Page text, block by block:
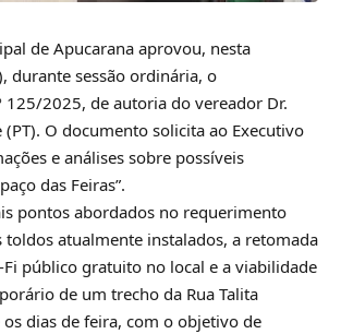
de Apucarana aprovou, nesta
durante sessão ordinária, o
125/2025, de autoria do vereador Dr.
O documento solicita ao Executivo
e análises sobre possíveis
das Feiras”.
pontos abordados no requerimento
toldos atualmente instalados, a retomada
público gratuito no local e a viabilidade
de um trecho da Rua Talita
dias de feira, com o objetivo de